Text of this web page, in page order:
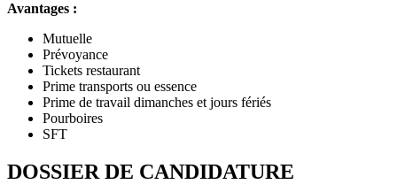
Avantages :
Mutuelle
Prévoyance
Tickets restaurant
Prime transports ou essence
Prime de travail dimanches et jours fériés
Pourboires
SFT
DOSSIER DE CANDIDATURE